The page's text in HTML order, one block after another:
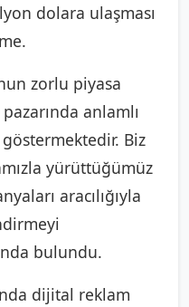
dolara ulaşması
zorlu piyasa
anlamlı
Biz
yürüttüğümüz
aracılığıyla
bulundu.
dijital reklam